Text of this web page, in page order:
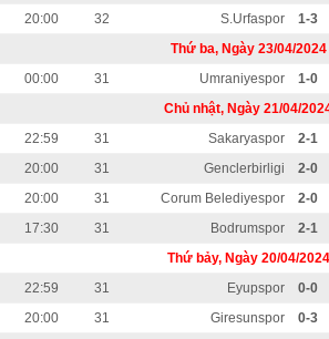
20:00
32 S.Urfaspor 1-3
Thứ ba, Ngày 23/04/2024
00:00
31 Umraniyespor 1-0
Chủ nhật, Ngày 21/04/
22:59
31 Sakaryaspor 2-1
20:00
31 Genclerbirligi 2-0
20:00
31 Corum Belediyespor 2-0
17:30
31 Bodrumspor 2-1
Thứ bảy, Ngày 20/04/2024
22:59
31 Eyupspor 0-0
20:00
31 Giresunspor 0-3